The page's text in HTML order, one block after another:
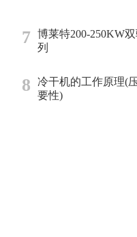
7
博莱特200-250KW
列
8
冷干机的工作原理(
要性)